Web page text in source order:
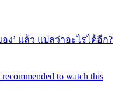
อง’ แล้ว แปลว่าอะไรได้อีก?
to watch this